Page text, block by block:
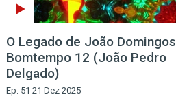
O Legado de João Domingos
Bomtempo 12 (João Pedro
Delgado)
Ep. 51 21 Dez 2025